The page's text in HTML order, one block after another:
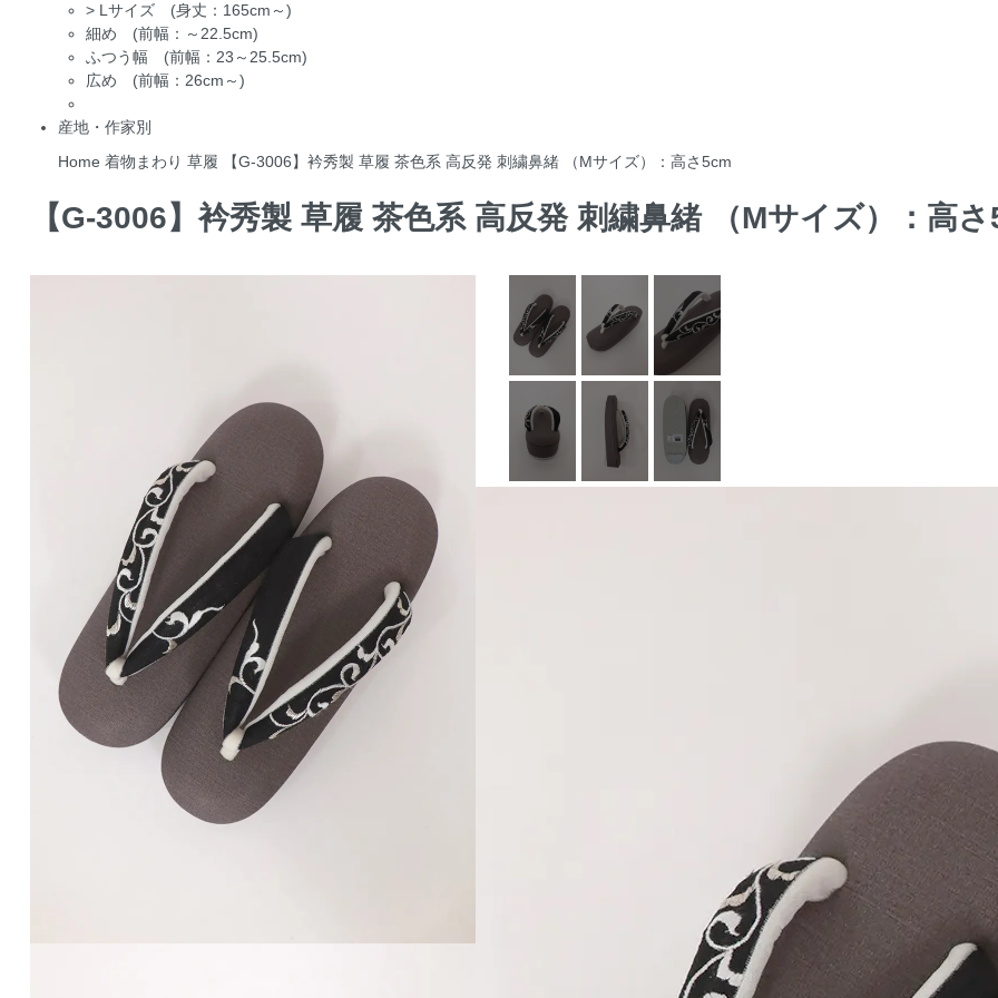
> Lサイズ (身丈：165cm～)
細め (前幅：～22.5cm)
ふつう幅 (前幅：23～25.5cm)
広め (前幅：26cm～)
産地・作家別
Home 着物まわり 草履 【G-3006】衿秀製 草履 茶色系 高反発 刺繍鼻緒 （Mサイズ）：高さ5cm
【G-3006】衿秀製 草履 茶色系 高反発 刺繍鼻緒 （Mサイズ）：高